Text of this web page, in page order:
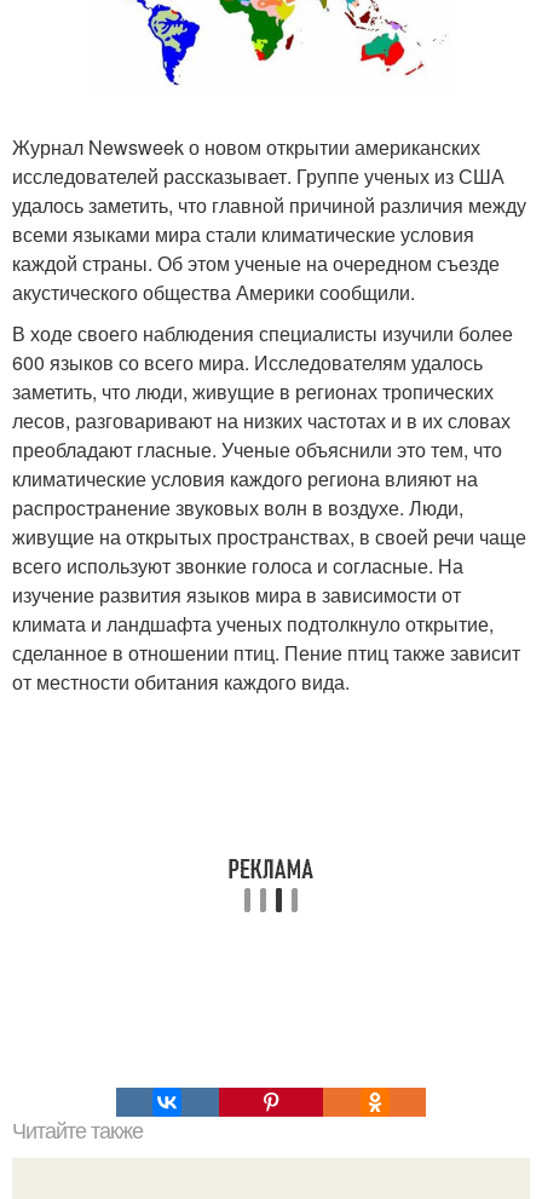
Журнал Newsweek о новом открытии американских
исследователей рассказывает. Группе ученых из США
удалось заметить, что главной причиной различия между
всеми языками мира стали климатические условия
каждой страны. Об этом ученые на очередном съезде
акустического общества Америки сообщили.
В ходе своего наблюдения специалисты изучили более
600 языков со всего мира. Исследователям удалось
заметить, что люди, живущие в регионах тропических
лесов, разговаривают на низких частотах и в их словах
преобладают гласные. Ученые объяснили это тем, что
климатические условия каждого региона влияют на
распространение звуковых волн в воздухе. Люди,
живущие на открытых пространствах, в своей речи чаще
всего используют звонкие голоса и согласные. На
изучение развития языков мира в зависимости от
климата и ландшафта ученых подтолкнуло открытие,
сделанное в отношении птиц. Пение птиц также зависит
от местности обитания каждого вида.
Читайте также